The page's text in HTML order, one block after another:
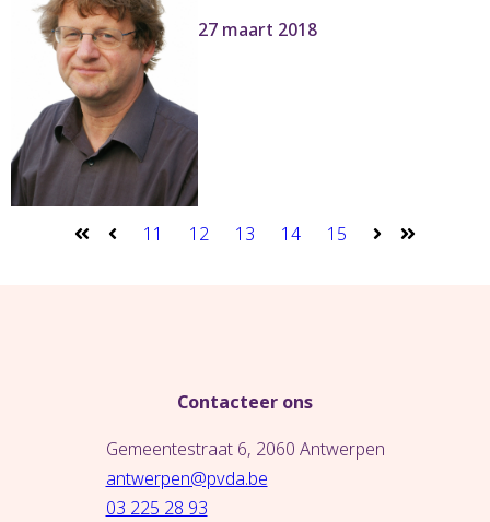
27 maart 2018
EersteVorige11 12 13 14 15 Volgende
Laatste
Contacteer ons
Gemeentestraat 6, 2060 Antwerpen
antwerpen@pvda.be
03 225 28 93